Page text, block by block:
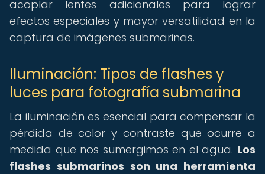
acoplar lentes adicionales para lograr
efectos especiales y mayor versatilidad en la
captura de imágenes submarinas.
Iluminación: Tipos de flashes y
luces para fotografía submarina
La iluminación es esencial para compensar la
pérdida de color y contraste que ocurre a
medida que nos sumergimos en el agua. Los
flashes submarinos son una herramienta